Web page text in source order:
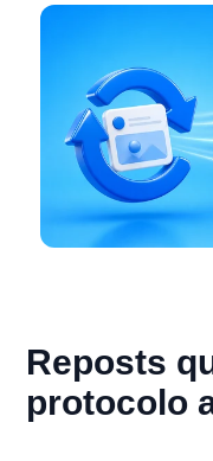
Reposts
protocolo